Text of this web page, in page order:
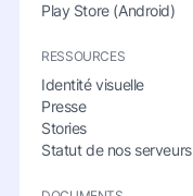
Play Store (Android)
RESSOURCES
Identité visuelle
Presse
Stories
Statut de nos serveurs